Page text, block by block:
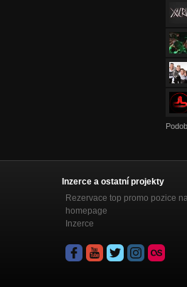
Inzerce a ostatní projekty
Rezervace top promo pozice
homepage
Inzerce